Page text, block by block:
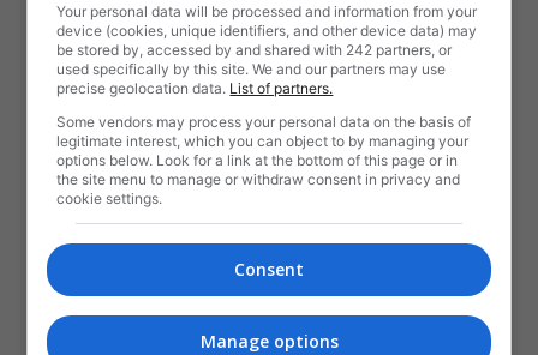
Your personal data will be processed and information from your
device (cookies, unique identifiers, and other device data) may
be stored by, accessed by and shared with 242 partners, or
used specifically by this site. We and our partners may use
precise geolocation data. List of partners.
Some vendors may process your personal data on the basis of
legitimate interest, which you can object to by managing your
options below. Look for a link at the bottom of this page or in
the site menu to manage or withdraw consent in privacy and
cookie settings.
Consent
Manage options